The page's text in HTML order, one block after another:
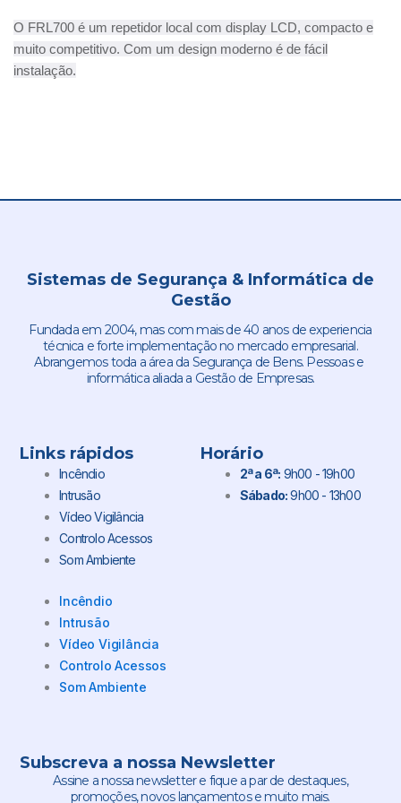
O FRL700 é um repetidor local com display LCD, compacto e
muito competitivo. Com um design moderno é de fácil
instalação.
Sistemas de Segurança & Informática de
Gestão
Fundada em 2004, mas com mais de 40 anos de experiencia
técnica e forte implementação no mercado empresarial.
Abrangemos toda a área da Segurança de Bens. Pessoas e
informática aliada a Gestão de Empresas.
Links rápidos
Incêndio
Intrusão
Vídeo Vigilância
Controlo Acessos
Som Ambiente
Incêndio
Intrusão
Vídeo Vigilância
Controlo Acessos
Som Ambiente
Horário
2ª a 6ª: 9h00 - 19h00
Sábado:9h00 - 13h00
Subscreva a nossa Newsletter
Assine a nossa newsletter e fique a par de destaques,
promoções, novos lançamentos e muito mais.